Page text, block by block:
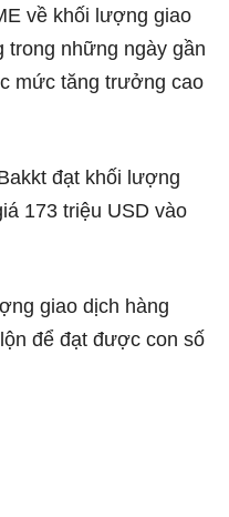
về khối lượng giao
trong những ngày gần
mức tăng trưởng cao
đạt khối lượng
173 triệu USD vào
giao dịch hàng
để đạt được con số